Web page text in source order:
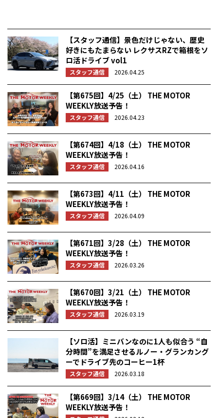
【スタッフ通信】景色だけじゃない、歴史
好きにもたまらない レクサスRZで箱根をソ
ロ活ドライブ vol1
スタッフ通信 2026.04.25
【第675回】4/25（土） THE MOTOR
WEEKLY放送予告！
スタッフ通信 2026.04.23
【第674回】4/18（土） THE MOTOR
WEEKLY放送予告！
スタッフ通信 2026.04.16
【第673回】4/11（土） THE MOTOR
WEEKLY放送予告！
スタッフ通信 2026.04.09
【第671回】3/28（土） THE MOTOR
WEEKLY放送予告！
スタッフ通信 2026.03.26
【第670回】3/21（土） THE MOTOR
WEEKLY放送予告！
スタッフ通信 2026.03.19
【ソロ活】ミニバンなのに1人も似合う “自
分時間”を満足させるルノー・グランカング
ーでドライブ先のコーヒー1杯
スタッフ通信 2026.03.18
【第669回】3/14（土） THE MOTOR
WEEKLY放送予告！